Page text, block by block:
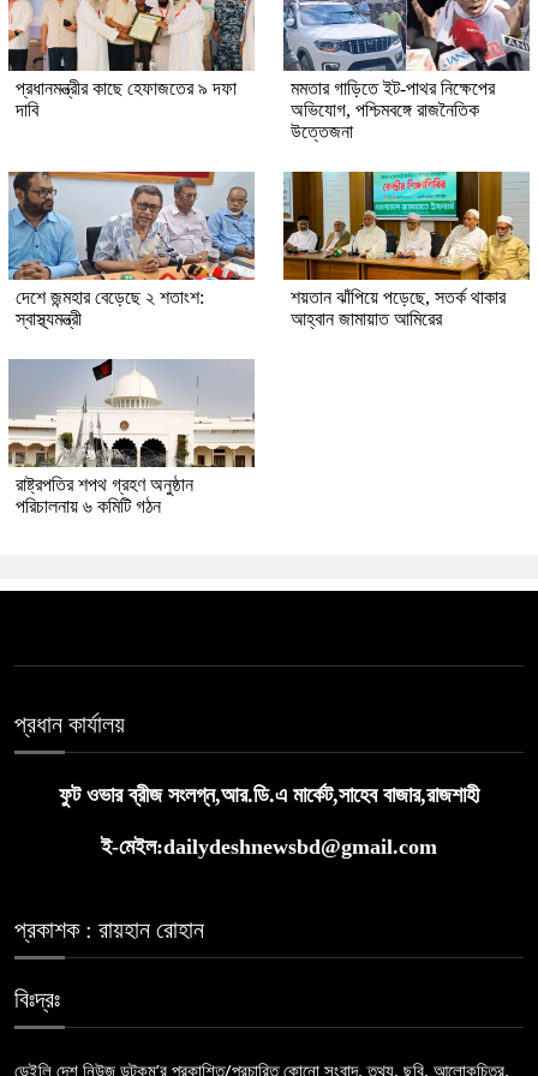
প্রধানমন্ত্রীর কাছে হেফাজতের ৯ দফা
দাবি
মমতার গাড়িতে ইট-পাথর নিক্ষেপের
অভিযোগ, পশ্চিমবঙ্গে রাজনৈতিক
উত্তেজনা
দেশে জন্মহার বেড়েছে ২ শতাংশ:
স্বাস্থ্যমন্ত্রী
শয়তান ঝাঁপিয়ে পড়েছে, সতর্ক থাকার
আহ্বান জামায়াত আমিরের
রাষ্ট্রপতির শপথ গ্রহণ অনুষ্ঠান
পরিচালনায় ৬ কমিটি গঠন
প্রধান কার্যালয়
ফুট ওভার ব্রীজ সংলগ্ন,আর.ডি.এ মার্কেট,সাহেব বাজার,রাজশাহী
ই-মেইল:dailydeshnewsbd@gmail.com
প্রকাশক : রায়হান রোহান
বিঃদ্রঃ
ডেইলি দেশ নিউজ ডটকম’র প্রকাশিত/প্রচারিত কোনো সংবাদ, তথ্য, ছবি, আলোকচিত্র,